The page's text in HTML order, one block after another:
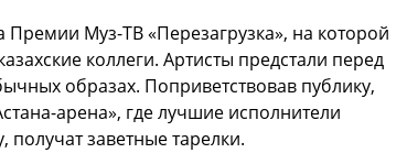
Муз-ТВ «Перезагрузка», на которой
коллеги. Артисты предстали перед
образах. Поприветствовав публику,
арена», где лучшие исполнители
заветные тарелки.